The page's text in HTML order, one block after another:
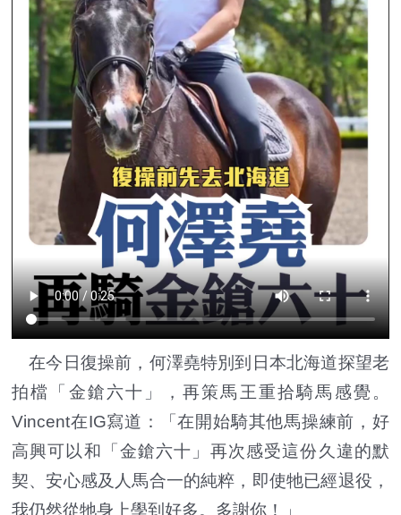
在今日復操前，何澤堯特別到日本北海道探望老
拍檔「金鎗六十」，再策馬王重拾騎馬感覺。
Vincent在IG寫道：「在開始騎其他馬操練前，好
高興可以和「金鎗六十」再次感受這份久違的默
契、安心感及人馬合一的純粹，即使牠已經退役，
我仍然從牠身上學到好多。多謝你！」